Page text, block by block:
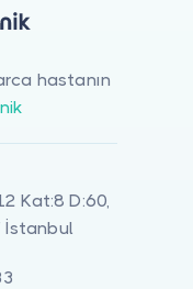
hastanın
Kat:8 D:60,
İstanbul